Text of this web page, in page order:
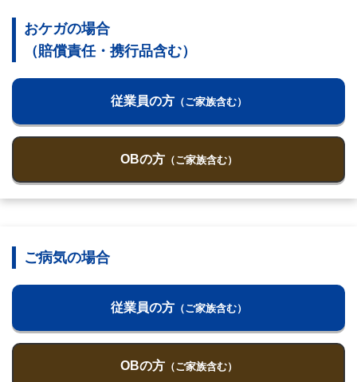
おケガの場合
（賠償責任・携行品含む）
従業員の方（ご家族含む）
OBの方（ご家族含む）
ご病気の場合
従業員の方（ご家族含む）
OBの方（ご家族含む）